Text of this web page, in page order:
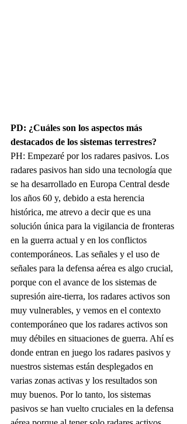
PD: ¿Cuáles son los aspectos más
destacados de los sistemas terrestres?
PH: Empezaré por los radares pasivos. Los
radares pasivos han sido una tecnología que
se ha desarrollado en Europa Central desde
los años 60 y, debido a esta herencia
histórica, me atrevo a decir que es una
solución única para la vigilancia de fronteras
en la guerra actual y en los conflictos
contemporáneos. Las señales y el uso de
señales para la defensa aérea es algo crucial,
porque con el avance de los sistemas de
supresión aire-tierra, los radares activos son
muy vulnerables, y vemos en el contexto
contemporáneo que los radares activos son
muy débiles en situaciones de guerra. Ahí es
donde entran en juego los radares pasivos y
nuestros sistemas están desplegados en
varias zonas activas y los resultados son
muy buenos. Por lo tanto, los sistemas
pasivos se han vuelto cruciales en la defensa